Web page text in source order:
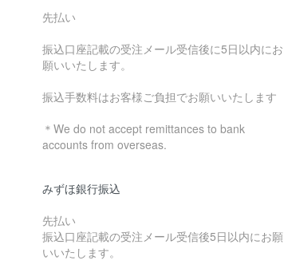
先払い
振込口座記載の受注メール受信後に5日以内にお
願いいたします。
振込手数料はお客様ご負担でお願いいたします
＊We do not accept remittances to bank
accounts from overseas.
みずほ銀行振込
先払い
振込口座記載の受注メール受信後5日以内にお願
いいたします。